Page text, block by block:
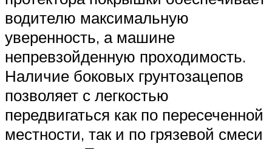
водителю максимальную
уверенность, а машине
непревзойденную проходимость.
Наличие боковых грунтозацепов
позволяет с легкостью
передвигаться как по пересеченной
местности, так и по грязевой смеси